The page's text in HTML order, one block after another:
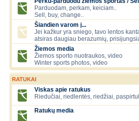
Parduodam, perkam, keiciam..
Sell, buy, change..
Šiandien varom į...
Jei kažkur yra sniego, tavo lentos
atsiras daugiau berazumių,
Žiemos media
Žiemos sporto nuotraukos, video
Winter sports photos, video
RATUKAI
Viskas apie ratukus
Riedučiai, riedlentės, riedžiai,
Ratukų media